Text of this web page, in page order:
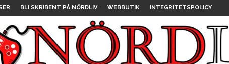
BLI SKRIBENT PÅ NÖRDLIV WEBBUTIK INTEGRITETSPOLICY